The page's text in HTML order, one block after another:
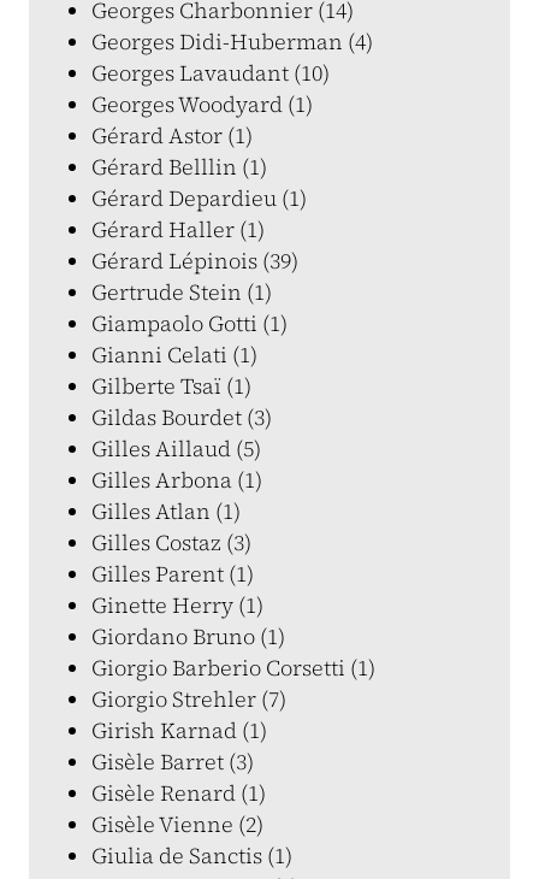
Georges Charbonnier (14)
Georges Didi-Huberman (4)
Georges Lavaudant (10)
Georges Woodyard (1)
Gérard Astor (1)
Gérard Belllin (1)
Gérard Depardieu (1)
Gérard Haller (1)
Gérard Lépinois (39)
Gertrude Stein (1)
Giampaolo Gotti (1)
Gianni Celati (1)
Gilberte Tsaï (1)
Gildas Bourdet (3)
Gilles Aillaud (5)
Gilles Arbona (1)
Gilles Atlan (1)
Gilles Costaz (3)
Gilles Parent (1)
Ginette Herry (1)
Giordano Bruno (1)
Giorgio Barberio Corsetti (1)
Giorgio Strehler (7)
Girish Karnad (1)
Gisèle Barret (3)
Gisèle Renard (1)
Gisèle Vienne (2)
Giulia de Sanctis (1)